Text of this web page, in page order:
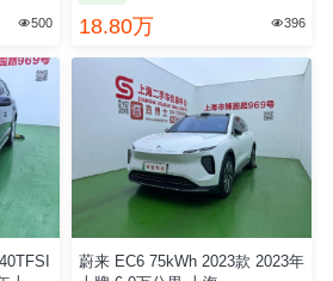
500 18.80万 396
蔚来 EC6 75kWh 2023款 2023年